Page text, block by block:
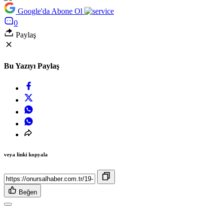
Google'da Abone Ol
0
Paylaş
Bu Yazıyı Paylaş
veya linki kopyala
Beğen